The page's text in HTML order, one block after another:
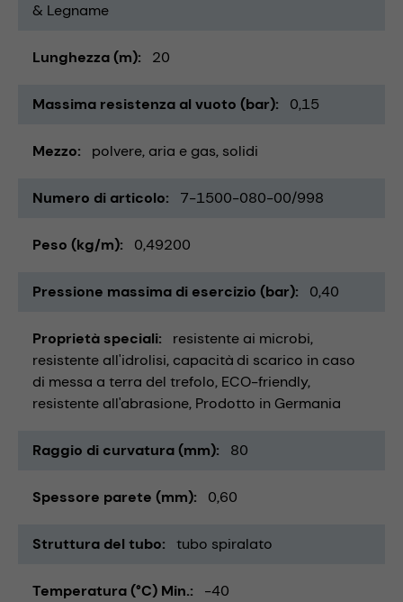
& Legname
Lunghezza (m) 20
Massima resistenza al vuoto (bar) 0,15
Mezzo polvere aria e gas solidi
Numero di articolo 7-1500-080-00/998
Peso (kg/m) 0,49200
Pressione massima di esercizio (bar) 0,40
Proprietà speciali
resistente ai microbi
resistente all'idrolisi capacità di scarico in caso
di messa a terra del trefolo ECO-friendly
resistente all'abrasione Prodotto in Germania
Raggio di curvatura (mm) 80
Spessore parete (mm) 0,60
Struttura del tubo tubo spiralato
Temperatura (°C) Min. -40